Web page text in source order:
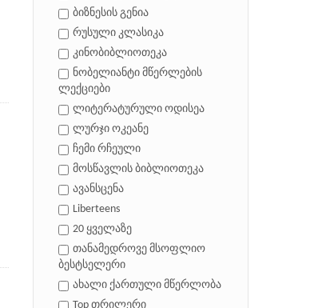
ბიზნესის გენია
რუსული კლასიკა
კინობიბლიოთეკა
ნობელიანტი მწერლების
ლექციები
ლიტერატურული ოდისეა
ლურჯი ოკეანე
ჩემი რჩეული
მოსწავლის ბიბლიოთეკა
ავანსცენა
Liberteens
20 ყველაზე
თანამედროვე მსოფლიო
ბესტსელერი
ახალი ქართული მწერლობა
Top თრილერი